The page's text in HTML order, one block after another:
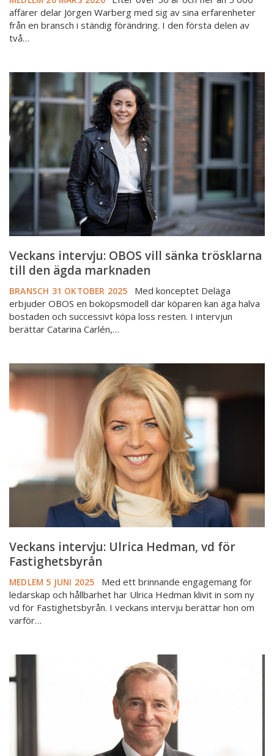
affärer delar Jörgen Warberg med sig av sina erfarenheter
från en bransch i ständig förändring. I den första delen av
två…
Veckans
intervju:
OBOS
vill
sänka
trösklarna
den
ägda
marknaden
Veckans intervju: OBOS vill sänka trösklarna
till den ägda marknaden
BRANSCH 31 OKTOBER 2025
Med konceptet Deläga
erbjuder OBOS en boköpsmodell där köparen kan äga halva
bostaden och successivt köpa loss resten. I intervjun
berättar Catarina Carlén,…
Veckans
intervju:
Ulrica
Hedman,
Fastighetsbyrån
Veckans intervju: Ulrica Hedman, vd för
Fastighetsbyrån
MEDLEM 5 JUNI 2025
Med ett brinnande engagemang för
ledarskap och hållbarhet har Ulrica Hedman klivit in som ny
vd för Fastighetsbyrån. I veckans intervju berättar hon om
varför…
Veckans
Carl